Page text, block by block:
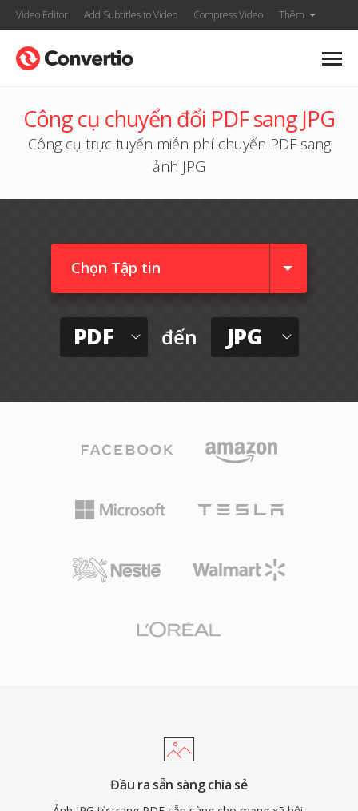
Video Editor Add Subtitles to Video Compress Video Thêm
Công cụ chuyển đổi PDF sang JPG
Công cụ trực tuyến miễn phí chuyển PDF sang
ảnh JPG
Chọn Tập tin
PDF đến JPG
Đầu ra sẵn sàng chia sẻ